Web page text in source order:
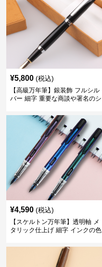
¥5,800 (税込)
【高級万年筆】銀装飾 フルシル
バー 細字 重要な商談や署名のシ
てくれる
¥4,590 (税込)
【スケルトン万年筆】透明軸 メ
タリック仕上げ 細字 インクの色
する